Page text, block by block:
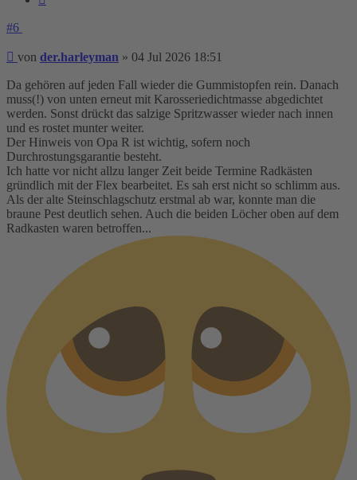
#6
Beitrag
von der.harleyman » 04 Jul 2026 18:51
Da gehören auf jeden Fall wieder die Gummistopfen rein. Danach
muss(!) von unten erneut mit Karosseriedichtmasse abgedichtet
werden. Sonst drückt das salzige Spritzwasser wieder nach innen
und es rostet munter weiter.
Der Hinweis von Opa R ist wichtig, sofern noch
Durchrostungsgarantie besteht.
Ich hatte vor nicht allzu langer Zeit beide Termine Radkästen
gründlich mit der Flex bearbeitet. Es sah erst nicht so schlimm aus.
Als der alte Steinschlagschutz erstmal ab war, konnte man die
braune Pest deutlich sehen. Auch die beiden Löcher oben auf dem
Radkasten waren betroffen...